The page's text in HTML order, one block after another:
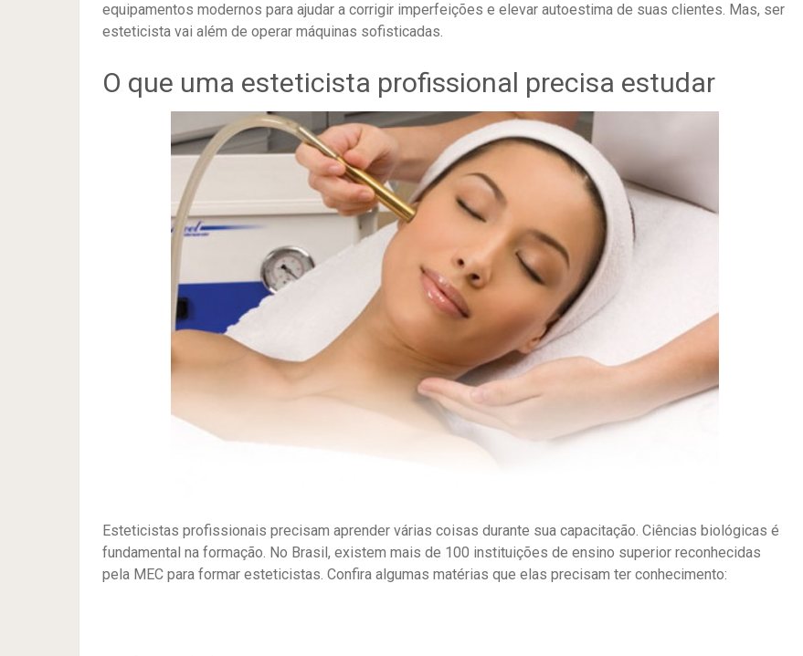
equipamentos modernos para ajudar a corrigir imperfeições e elevar autoestima de suas clientes. Mas, ser
esteticista vai além de operar máquinas sofisticadas.
O que uma esteticista profissional precisa estudar
Esteticistas profissionais precisam aprender várias coisas durante sua capacitação. Ciências biológicas é
fundamental na formação. No Brasil, existem mais de 100 instituições de ensino superior reconhecidas
pela MEC para formar esteticistas. Confira algumas matérias que elas precisam ter conhecimento: